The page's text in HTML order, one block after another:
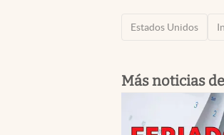
Estados Unidos
Más noticias de